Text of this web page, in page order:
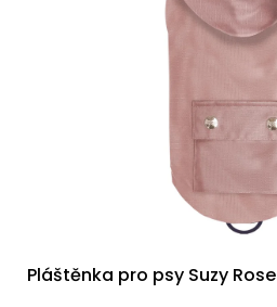
Pláštěnka pro psy Suzy Rose